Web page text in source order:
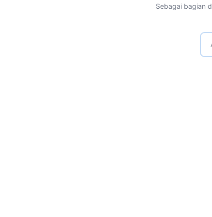
Sebagai bagian